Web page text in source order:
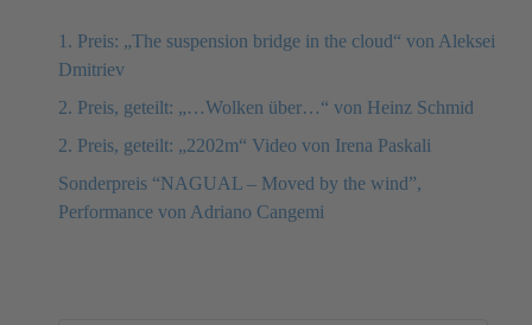
1. Preis: „The suspension bridge in the cloud“ von Aleksei
Dmitriev
2. Preis, geteilt: „…Wolken über…“ von Heinz Schmid
2. Preis, geteilt: „2202m“ Video von Irena Paskali
Sonderpreis “NAGUAL – Moved by the wind”,
Performance von Adriano Cangemi